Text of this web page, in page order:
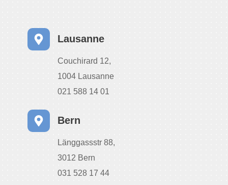
Lausanne
Couchirard 12,
1004 Lausanne
021 588 14 01
Bern
Länggassstr 88,
3012 Bern
031 528 17 44